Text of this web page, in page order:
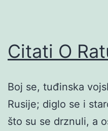
Citati O
Boj se, tuđinska
Rusije; diglo se i
što su se drznuli, a